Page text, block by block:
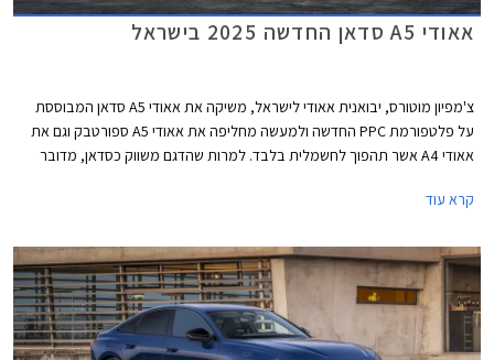
אאודי A5 סדאן החדשה 2025 בישראל
צ'מפיון מוטורס, יבואנית אאודי לישראל, משיקה את אאודי A5 סדאן המבוססת
על פלטפורמת PPC החדשה ולמעשה מחליפה את אאודי A5 ספורטבק וגם את
אאודי A4 אשר תהפוך לחשמלית בלבד. למרות שהדגם משווק כסדאן, מדובר
A5 גם בתצורת אוונט (סטיישן) שאינה מגיעה אלינו.
קרא עוד